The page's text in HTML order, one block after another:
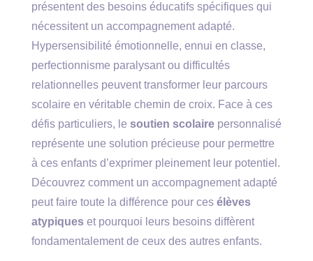
présentent des besoins éducatifs spécifiques qui
nécessitent un accompagnement adapté.
Hypersensibilité émotionnelle, ennui en classe,
perfectionnisme paralysant ou difficultés
relationnelles peuvent transformer leur parcours
scolaire en véritable chemin de croix. Face à ces
défis particuliers, le soutien scolaire personnalisé
représente une solution précieuse pour permettre
à ces enfants d’exprimer pleinement leur potentiel.
Découvrez comment un accompagnement adapté
peut faire toute la différence pour ces élèves
atypiques et pourquoi leurs besoins diffèrent
fondamentalement de ceux des autres enfants.